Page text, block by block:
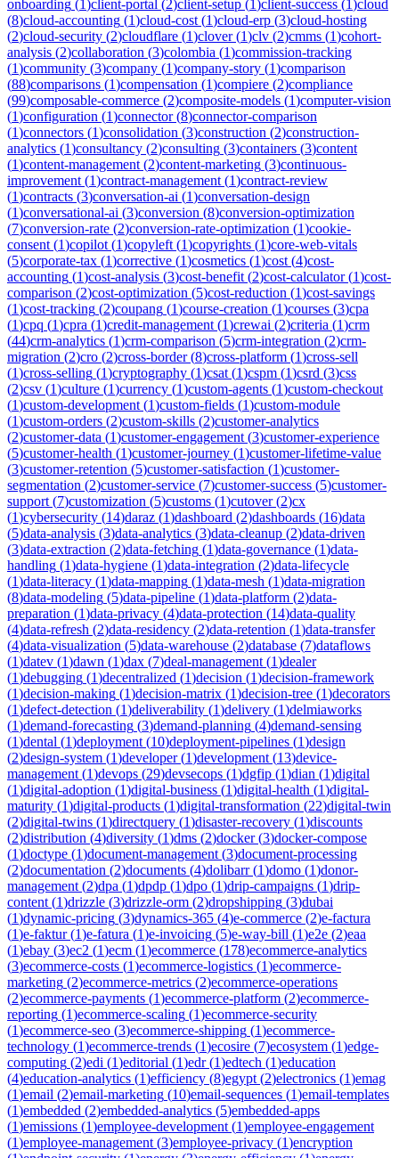
onboarding (1)client-portal (2)client-setup (1)client-success (1)cloud
(8)cloud-accounting (1)cloud-cost (1)cloud-erp (3)cloud-hosting
(2)cloud-security (2)cloudflare (1)clover(1)clv (2)cmms (1)cohort-
analysis (2)collaboration (3)colombia (1)commission-tracking
(1)community (3)company (1)company-story (1)comparison
(88)comparisons (1)compensation (1)compiere (2)compliance
(99)composable-commerce (2)composite-models (1)computer-vision
(1)configuration (1)connector(8)connector-comparison
(1)connectors (1)consolidation (3)construction (2)construction-
analytics (1)consultancy (2)consulting (3)containers (3)content
(1)content-management (2)content-marketing (3)continuous-
improvement (1)contract-management (1)contract-review
(1)contracts (3)conversation-ai (1)conversation-design
(1)conversational-ai (3)conversion (8)conversion-optimization
(7)conversion-rate (2)conversion-rate-optimization (1)cookie-
consent (1)copilot (1)copyleft (1)copyrights (1)core-web-vitals
(5)corporate-tax (1)corrective (1)cosmetics (1)cost (4)cost-
accounting (1)cost-analysis (3)cost-benefit (2)cost-calculator(1)cost-
comparison (2)cost-optimization (5)cost-reduction (1)cost-savings
(1)cost-tracking (2)coupang (1)course-creation (1)courses (3)cpa
(1)cpq (1)cpra (1)credit-management (1)crewai (2)criteria (1)crm
(44)crm-analytics (1)crm-comparison (5)crm-integration (2)crm-
migration (2)cro (2)cross-border(8)cross-platform (1)cross-sell
(1)cross-selling (1)cryptography (1)csat (1)cspm (1)csrd (3)css
(2)csv (1)culture (1)currency (1)custom-agents (1)custom-checkout
(1)custom-development (1)custom-fields (1)custom-module
(1)custom-orders (2)custom-skills (2)customer-analytics
(2)customer-data (1)customer-engagement (3)customer-experience
(5)customer-health (1)customer-journey (1)customer-lifetime-value
(3)customer-retention (5)customer-satisfaction (1)customer-
segmentation (2)customer-service (7)customer-success (5)customer-
support (7)customization (5)customs (1)cutover(2)cx
(1)cybersecurity (14)daraz (1)dashboard (2)dashboards (16)data
(5)data-analysis (3)data-analytics (3)data-cleanup (2)data-driven
(3)data-extraction (2)data-fetching (1)data-governance (1)data-
handling (1)data-hygiene (1)data-integration (2)data-lifecycle
(1)data-literacy (1)data-mapping (1)data-mesh (1)data-migration
(8)data-modeling (5)data-pipeline (1)data-platform (2)data-
preparation (1)data-privacy (4)data-protection (14)data-quality
(4)data-refresh (2)data-residency (2)data-retention (1)data-transfer
(4)data-visualization (5)data-warehouse (2)database (7)dataflows
(1)datev (1)dawn (1)dax (7)deal-management (1)dealer
(1)debugging (1)decentralized (1)decision (1)decision-framework
(1)decision-making (1)decision-matrix (1)decision-tree (1)decorators
(1)defect-detection (1)deliverability (1)delivery (1)delmiaworks
(1)demand-forecasting (3)demand-planning (4)demand-sensing
(1)dental (1)deployment (10)deployment-pipelines (1)design
(2)design-system (1)developer(1)development (13)device-
management (1)devops (29)devsecops (1)dgfip (1)dian (1)digital
(1)digital-adoption (1)digital-business (1)digital-health (1)digital-
maturity (1)digital-products (1)digital-transformation (22)digital-twin
(2)digital-twins (1)directquery (1)disaster-recovery (1)discounts
(2)distribution (4)diversity (1)dms (2)docker(3)docker-compose
(1)doctype (1)document-management (3)document-processing
(2)documentation (2)documents (4)dolibarr(1)domo (1)donor-
management (2)dpa (1)dpdp (1)dpo (1)drip-campaigns (1)drip-
content (1)drizzle (3)drizzle-orm (2)dropshipping (3)dubai
(1)dynamic-pricing (3)dynamics-365 (4)e-commerce (2)e-factura
(1)e-faktur(1)e-fatura (1)e-invoicing (5)e-way-bill (1)e2e (2)eaa
(1)ebay (3)ec2 (1)ecm (1)ecommerce (178)ecommerce-analytics
(3)ecommerce-costs (1)ecommerce-logistics (1)ecommerce-
marketing (2)ecommerce-metrics (2)ecommerce-operations
(2)ecommerce-payments (1)ecommerce-platform (2)ecommerce-
reporting (1)ecommerce-scaling (1)ecommerce-security
(1)ecommerce-seo (3)ecommerce-shipping (1)ecommerce-
technology (1)ecommerce-trends (1)ecosire (7)ecosystem (1)edge-
computing (2)edi (1)editorial (1)edr(1)edtech (1)education
(4)education-analytics (1)efficiency (8)egypt (2)electronics (1)emag
(1)email (2)email-marketing (10)email-sequences (1)email-templates
(1)embedded (2)embedded-analytics (5)embedded-apps
(1)emissions (1)employee-development (1)employee-engagement
(1)employee-management (3)employee-privacy (1)encryption